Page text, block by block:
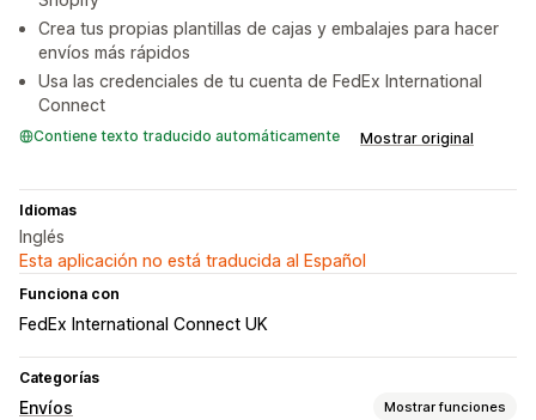
Crea tus propias plantillas de cajas y embalajes para hacer
envíos más rápidos
Usa las credenciales de tu cuenta de FedEx International
Connect
Contiene texto traducido automáticamente Mostrar original
Idiomas
Inglés
Esta aplicación no está traducida al Español
Funciona con
FedEx International Connect UK
Categorías
Envíos Mostrar funciones